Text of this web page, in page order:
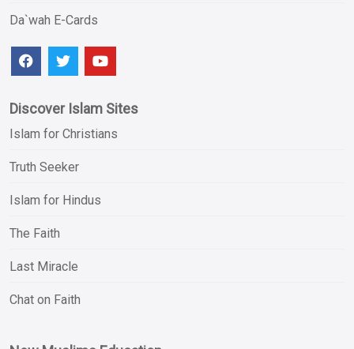
Da`wah E-Cards
Discover Islam Sites
Islam for Christians
Truth Seeker
Islam for Hindus
The Faith
Last Miracle
Chat on Faith